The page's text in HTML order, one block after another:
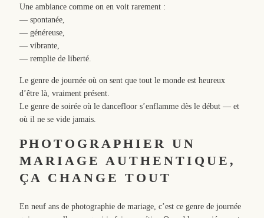
Une ambiance comme on en voit rarement :
— spontanée,
— généreuse,
— vibrante,
— remplie de liberté.
Le genre de journée où on sent que tout le monde est heureux
d’être là, vraiment présent.
Le genre de soirée où le dancefloor s’enflamme dès le début — et
où il ne se vide jamais.
PHOTOGRAPHIER UN
MARIAGE AUTHENTIQUE,
ÇA CHANGE TOUT
En neuf ans de photographie de mariage, c’est ce genre de journée